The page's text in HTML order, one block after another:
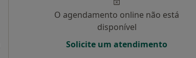
O agendamento online não está
disponível
Solicite um atendimento